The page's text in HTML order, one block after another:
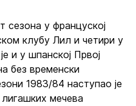
сезона у француској
клубу Лил и четири у
и у шпанској Првој
без временски
1983/84 наступао је
мечева